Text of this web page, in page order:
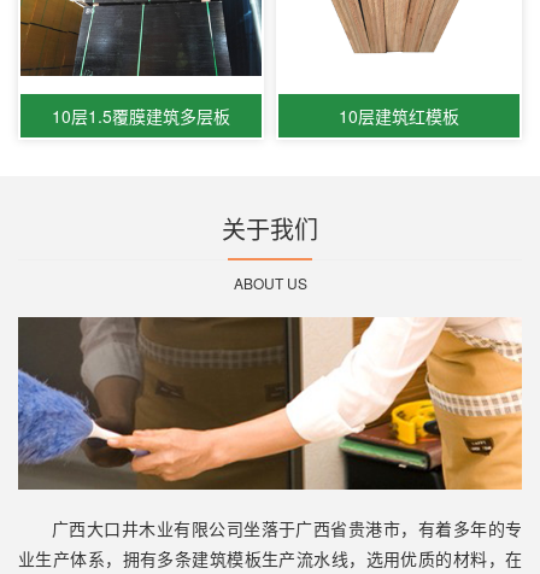
10层1.5覆膜建筑多层板 10层建筑红模板
关于我们
ABOUT US
广西大口井木业有限公司坐落于广西省贵港市，有着多年的专
业生产体系，拥有多条建筑模板生产流水线，选用优质的材料，在